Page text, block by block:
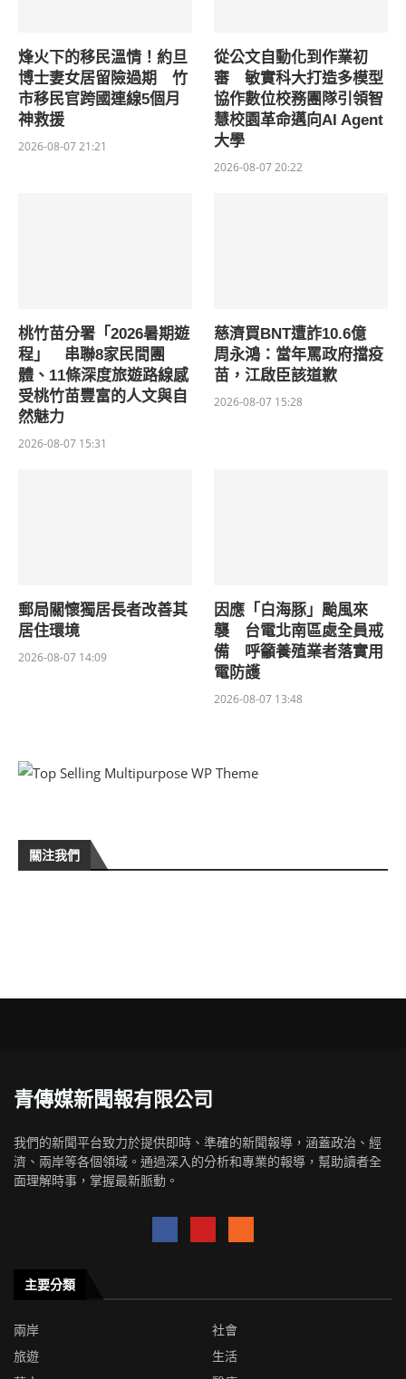
烽火下的移民溫情！約旦
博士妻女居留險過期 竹
市移民官跨國連線5個月
神救援
2026-08-07 21:21
從公文自動化到作業初
審 敏實科大打造多模型
協作數位校務團隊引領智
慧校園革命邁向AI Agent
大學
2026-08-07 20:22
桃竹苗分署「2026暑期遊
程」 串聯8家民間團
體、11條深度旅遊路線感
受桃竹苗豐富的人文與自
然魅力
2026-08-07 15:31
慈濟買BNT遭詐10.6億
周永鴻：當年罵政府擋疫
苗，江啟臣該道歉
2026-08-07 15:28
郵局關懷獨居長者改善其
居住環境
2026-08-07 14:09
因應「白海豚」颱風來
襲 台電北南區處全員戒
備 呼籲養殖業者落實用
電防護
2026-08-07 13:48
關注我們
青傳媒新聞報有限公司
我們的新聞平台致力於提供即時、準確的新聞報導，涵蓋政治、經
濟、兩岸等各個領域。通過深入的分析和專業的報導，幫助讀者全
面理解時事，掌握最新脈動。
主要分類
兩岸
社會
旅遊
生活